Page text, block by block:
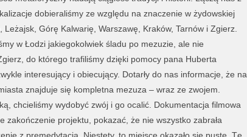
dobieraliśmy ze względu na znaczenie w żydowskiej
Górę Kalwarię, Warszawę, Kraków, Tarnów i Zgierz.
w Łodzi jakiegokolwiek śladu po mezuzie, ale nie
do którego trafiliśmy dzięki pomocy pana Huberta
interesujący i obiecujący. Dotarły do nas informacje, że na
znajduje się kompletna mezuza – wraz ze zwojem.
chcieliśmy wydobyć zwój i go ocalić. Dokumentacja filmowa
zakończenie projektu, pokazać, że nie wszystko zabrała